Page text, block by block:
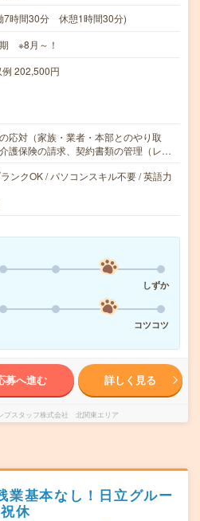
7時間30分 休憩1時間30分)
期 ※8月～！
202,500円
応対（家族・業者・本部とのやり取
護保険の請求、契約書類の管理（レ…
ンクOK / パソコンスキル不要 / 英語力
しずか
コツコツ
募へ進む 詳しく見る
プスタッフ株式会社 北関東エリア
業基本なし！日立グルー
休